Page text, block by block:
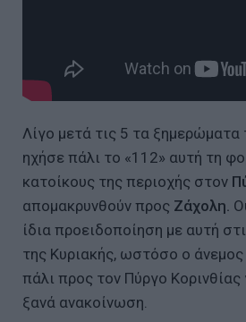
Λίγο μετά τις 5 τα ξημερώματα
ηχήσε πάλι το «112» αυτή τη
κατοίκους της περιοχής στον
απομακρυνθούν προς Ζάχολη.
ίδια προειδοποίηση με αυτή
της Κυριακής, ωστόσο ο
πάλι προς τον Πύργο Κορινθίας
ξανά ανακοίνωση.